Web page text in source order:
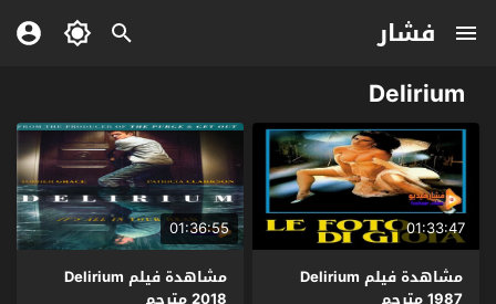
فشار
Delirium
01:33:47
مشاهدة فيلم Delirium
01:36:55
مشاهدة فيلم Delirium